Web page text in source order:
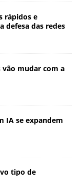
rápidos e
defesa das redes
vão mudar com a
IA se expandem
tipo de